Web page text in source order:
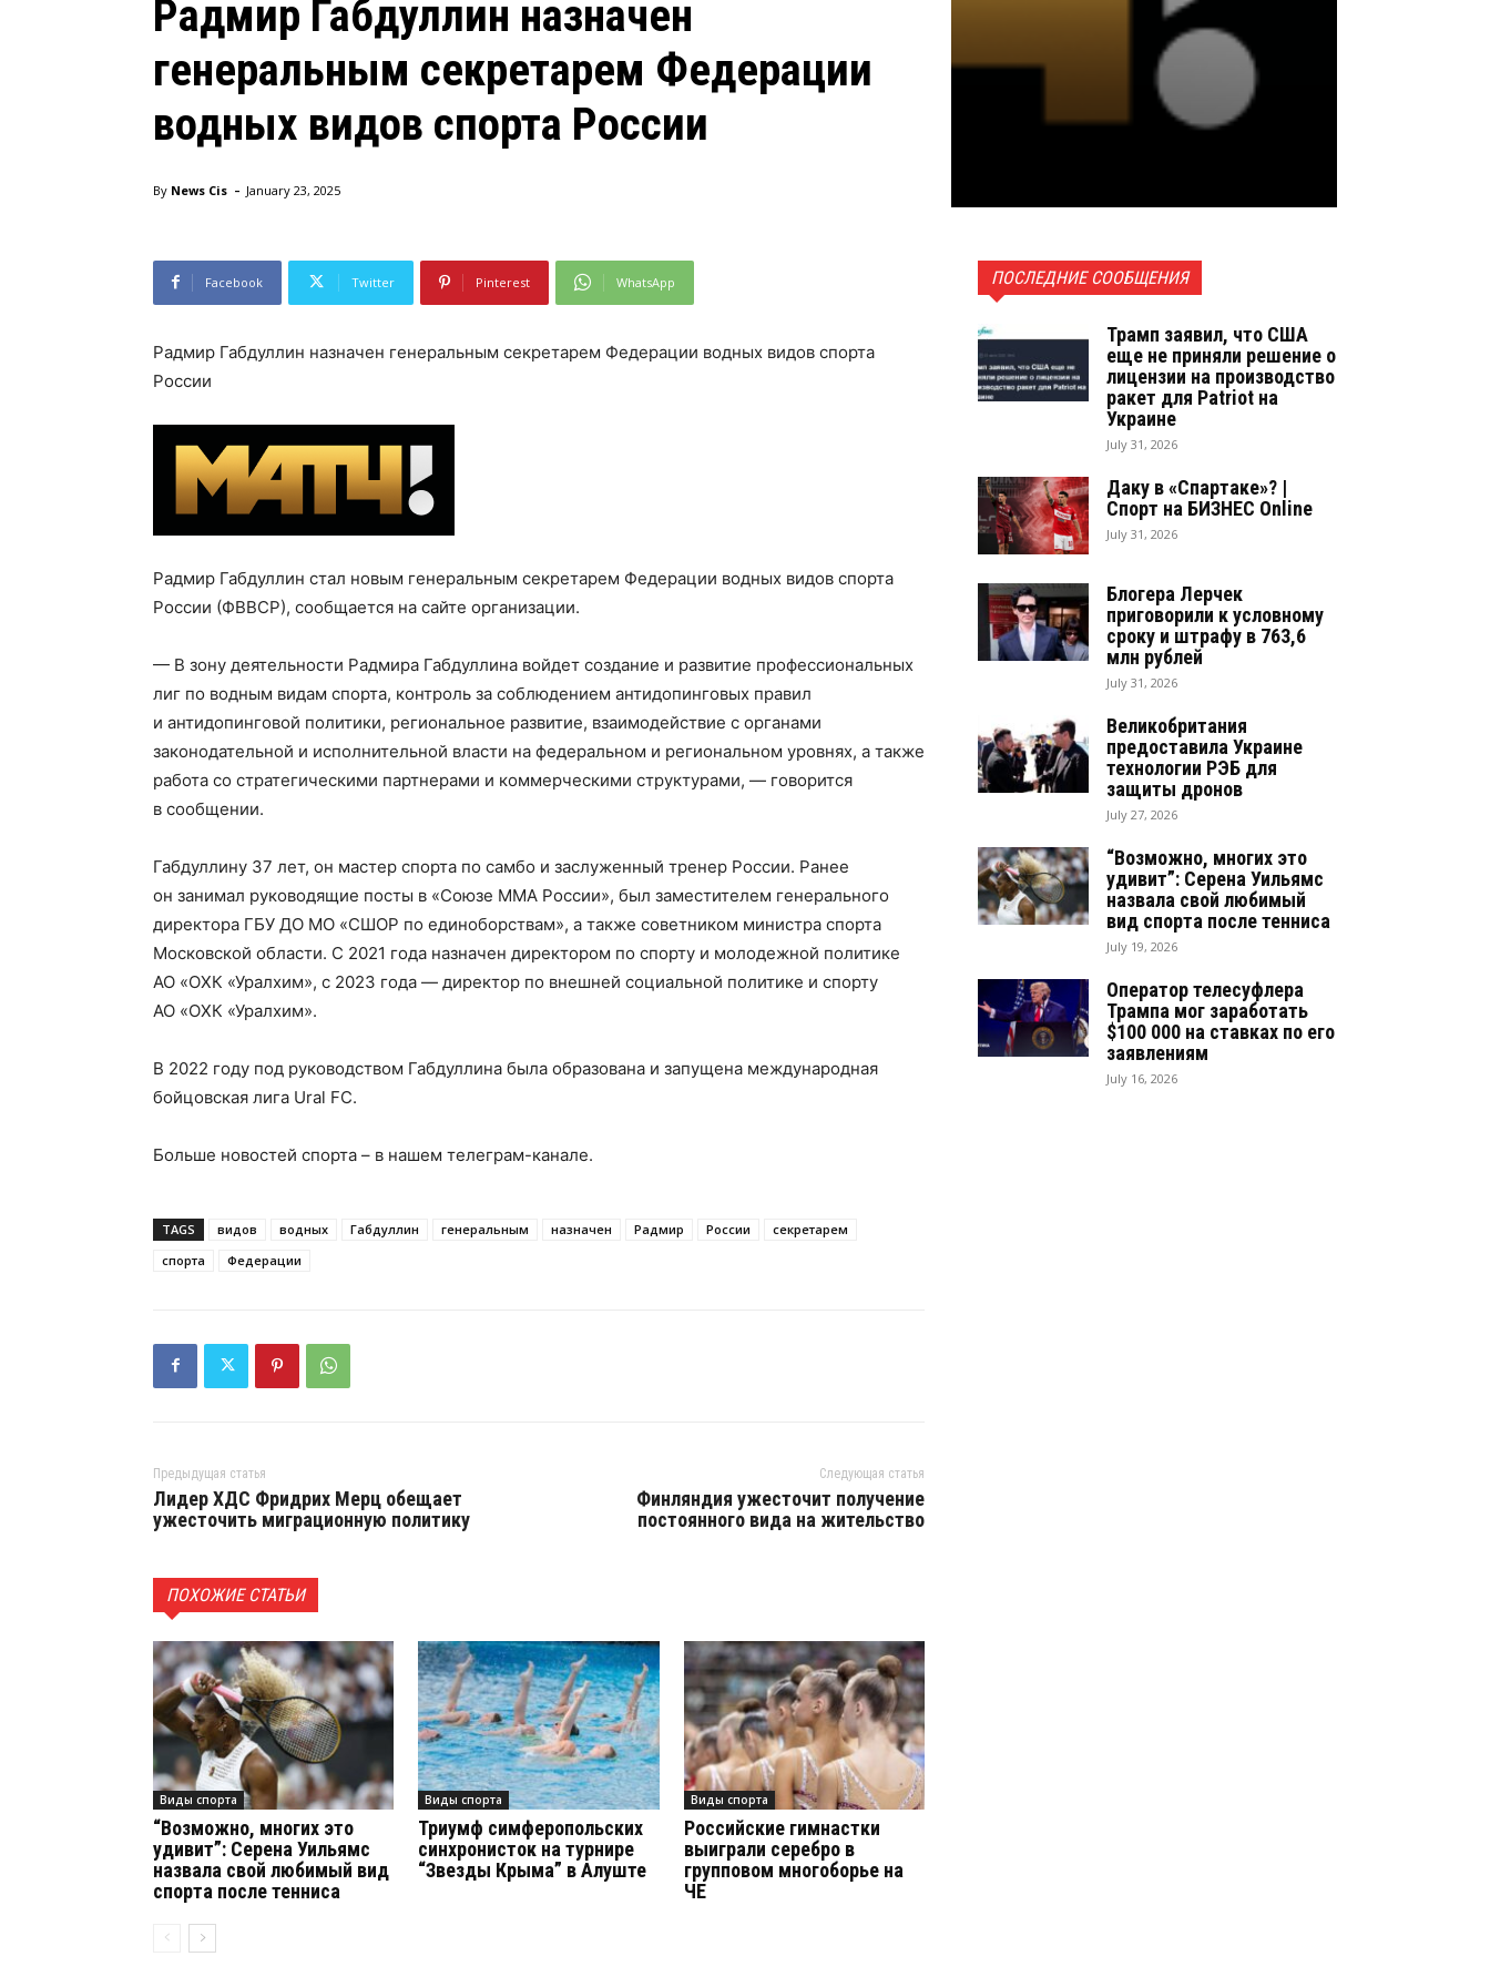
Радмир Габдуллин назначен
генеральным секретарем Федерации
водных видов спорта России
By News Cis - January 23, 2025
Facebook Twitter Pinterest WhatsApp
Радмир Габдуллин назначен генеральным секретарем Федерации водных видов спорта
России
Радмир Габдуллин стал новым генеральным секретарем Федерации водных видов спорта
России (ФВВСР), сообщается на сайте организации.
— В зону деятельности Радмира Габдуллина войдет создание и развитие профессиональных
лиг по водным видам спорта, контроль за соблюдением антидопинговых правил
и антидопинговой политики, региональное развитие, взаимодействие с органами
законодательной и исполнительной власти на федеральном и региональном уровнях, а также
работа со стратегическими партнерами и коммерческими структурами, — говорится
в сообщении.
Габдуллину 37 лет, он мастер спорта по самбо и заслуженный тренер России. Ранее
он занимал руководящие посты в «Союзе ММА России», был заместителем генерального
директора ГБУ ДО МО «СШОР по единоборствам», а также советником министра спорта
Московской области. С 2021 года назначен директором по спорту и молодежной политике
АО «ОХК «Уралхим», c 2023 года — директор по внешней социальной политике и спорту
АО «ОХК «Уралхим».
В 2022 году под руководством Габдуллина была образована и запущена международная
бойцовская лига Ural FC.
Больше новостей спорта – в нашем телеграм-канале.
TAGS видов водных Габдуллин генеральным назначен Радмир России
секретарем
спорта
Федерации
Предыдущая статья
Лидер ХДС Фридрих Мерц обещает
ужесточить миграционную политику
Следующая статья
Финляндия ужесточит получение
постоянного вида на жительство
ПОХОЖИЕ СТАТЬИ
Виды спорта
“Возможно, многих это
удивит”: Серена Уильямс
назвала свой любимый вид
спорта после тенниса
Виды спорта
Триумф симферопольских
синхронисток на турнире
“Звезды Крыма” в Алуште
Виды спорта
Российские гимнастки
выиграли серебро в
групповом многоборье на
ЧЕ
ПОСЛЕДНИЕ СООБЩЕНИЯ
Трамп заявил, что США
еще не приняли решение о
лицензии на производство
ракет для Patriot на
Украине
July 31, 2026
Даку в «Спартаке»? |
Спорт на БИЗНЕС Online
July 31, 2026
Блогера Лерчек
приговорили к условному
сроку и штрафу в 763,6
млн рублей
July 31, 2026
Великобритания
предоставила Украине
технологии РЭБ для
защиты дронов
July 27, 2026
“Возможно, многих это
удивит”: Серена Уильямс
назвала свой любимый
вид спорта после тенниса
July 19, 2026
Оператор телесуфлера
Трампа мог заработать
$100 000 на ставках по его
заявлениям
July 16, 2026